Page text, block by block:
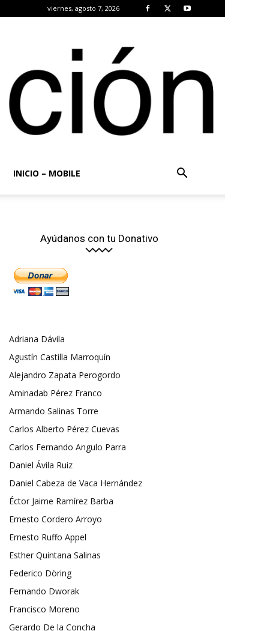
viernes, agosto 7, 2026
INICIO – MOBILE
Ayúdanos con tu Donativo
Adriana Dávila
Agustín Castilla Marroquín
Alejandro Zapata Perogordo
Aminadab Pérez Franco
Armando Salinas Torre
Carlos Alberto Pérez Cuevas
Carlos Fernando Angulo Parra
Daniel Ávila Ruiz
Daniel Cabeza de Vaca Hernández
Éctor Jaime Ramírez Barba
Ernesto Cordero Arroyo
Ernesto Ruffo Appel
Esther Quintana Salinas
Federico Döring
Fernando Dworak
Francisco Moreno
Gerardo De la Concha